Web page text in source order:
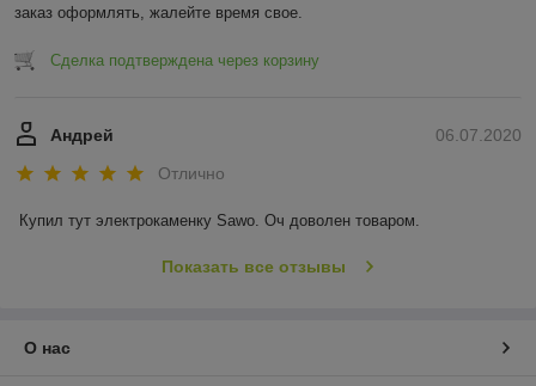
заказ оформлять, жалейте время свое.
Сделка подтверждена через корзину
06.07.2020
Андрей
Отлично
Купил тут электрокаменку Sawo. Оч доволен товаром.
Показать все отзывы
О нас